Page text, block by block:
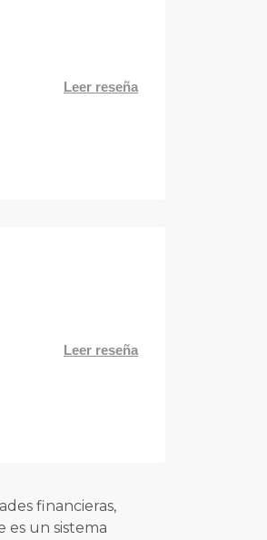
Leer reseña
Leer reseña
financieras,
es un sistema